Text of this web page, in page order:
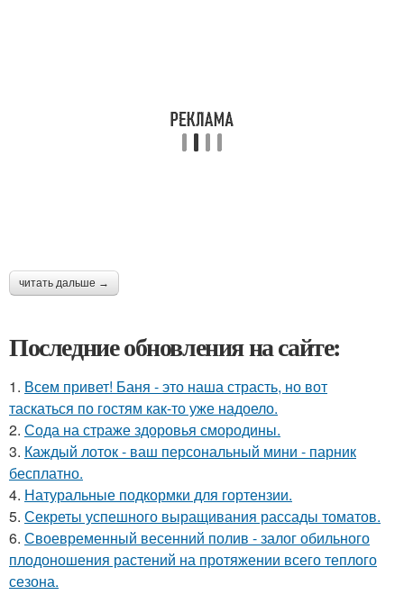
читать дальше →
Последние обновления на сайте:
1. Всем привет! Баня - это наша страсть, но вот
таскаться по гостям как-то уже надоело.
2. Сода на страже здоровья смородины.
3. Каждый лоток - ваш персональный мини - парник
бесплатно.
4. Натуральные подкормки для гортензии.
5. Секреты успешного выращивания рассады томатов.
6. Своевременный весенний полив - залог обильного
плодоношения растений на протяжении всего теплого
сезона.